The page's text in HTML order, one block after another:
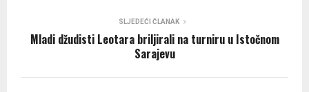
SLJEDEĆI ČLANAK
Mladi džudisti Leotara briljirali na turniru u Istočnom
Sarajevu